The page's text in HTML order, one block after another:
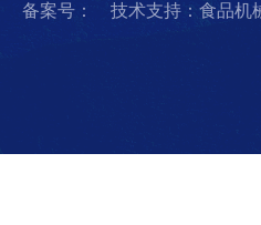
备案号： 技术支持：食品机